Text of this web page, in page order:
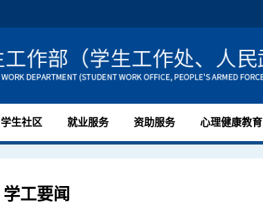
学生社区 就业服务 资助服务 心理健康教育
学工要闻